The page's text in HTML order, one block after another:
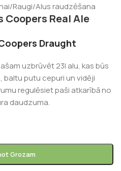
/Raugi/Alus raudzēšana
Real Ale
Draught
uzbrūvēt 23l alu, kas būs
baltu putu cepuri un vidēji
regulēsiet paši atkarībā no
daudzuma.
Grozam